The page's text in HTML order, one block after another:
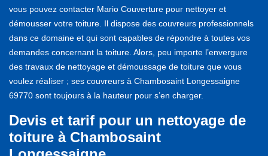
vous pouvez contacter Mario Couverture pour nettoyer et
démousser votre toiture. Il dispose des couvreurs professionnels
dans ce domaine et qui sont capables de répondre à toutes vos
demandes concernant la toiture. Alors, peu importe l’envergure
des travaux de nettoyage et démoussage de toiture que vous
voulez réaliser ; ses couvreurs à Chambosaint Longessaigne
69770 sont toujours à la hauteur pour s’en charger.
Devis et tarif pour un nettoyage de
toiture à Chambosaint